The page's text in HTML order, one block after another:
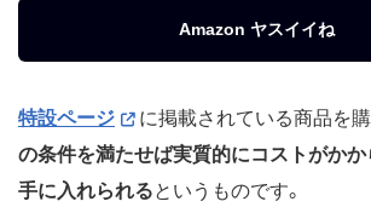
Amazon ヤスイイね
特設ページ に掲載されている商品を
の条件を満たせば実質的にコストがか
手に入れられるというものです。